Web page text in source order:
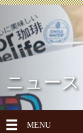
ニュース
メ
MENU